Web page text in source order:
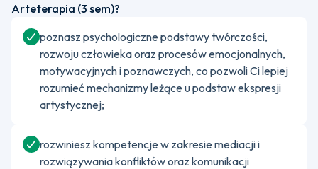
Arteterapia (3 sem)?
poznasz psychologiczne podstawy twórczości,
rozwoju człowieka oraz procesów emocjonalnych,
motywacyjnych i poznawczych, co pozwoli Ci lepiej
rozumieć mechanizmy leżące u podstaw ekspresji
artystycznej;
rozwiniesz kompetencje w zakresie mediacji i
rozwiązywania konfliktów oraz komunikacji